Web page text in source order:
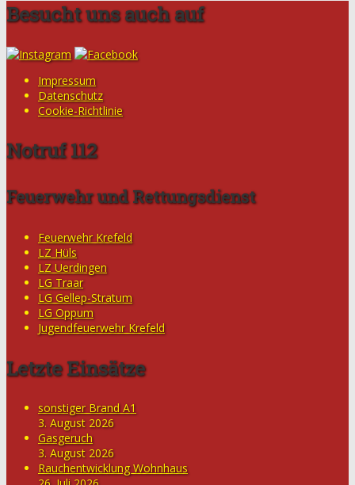
Besucht uns auch auf
Impressum
Datenschutz
Cookie-Richtlinie
Notruf 112
Feuerwehr und Rettungsdienst
Feuerwehr Krefeld
LZ Hüls
LZ Uerdingen
LG Traar
LG Gellep-Stratum
LG Oppum
Jugendfeuerwehr Krefeld
Letzte Einsätze
sonstiger Brand A1
3. August 2026
Gasgeruch
3. August 2026
Rauchentwicklung Wohnhaus